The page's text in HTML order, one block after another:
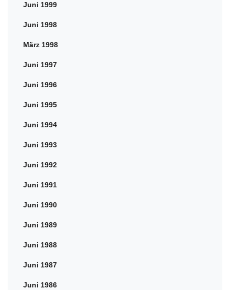
Juni 1999
Juni 1998
März 1998
Juni 1997
Juni 1996
Juni 1995
Juni 1994
Juni 1993
Juni 1992
Juni 1991
Juni 1990
Juni 1989
Juni 1988
Juni 1987
Juni 1986